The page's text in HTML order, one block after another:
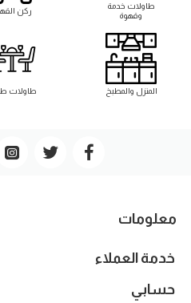
طاوﻻت خدمة
وقهوة
ركن
المنزل والمطبخ
طاوﻻت
معلومات
خدمة العملاء
حسابي